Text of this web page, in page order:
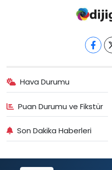
Hava Durumu
Puan Durumu ve Fikstür
Son Dakika Haberleri